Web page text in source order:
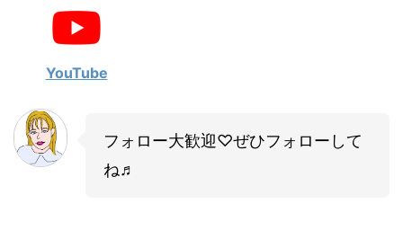
YouTube
フォロー大歓迎♡ぜひフォローして
ね♬